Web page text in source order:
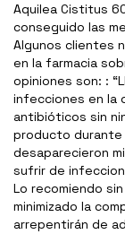
Aquilea Cistitus
conseguido las
Algunos clientes
en la farmacia
opiniones son: :
infecciones en la
antibióticos sin
producto durante
desaparecieron
sufrir de
Lo recomiendo
minimizado la
arrepentirán de